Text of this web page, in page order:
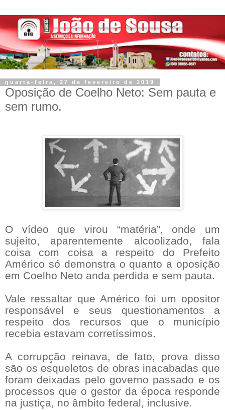
quarta-feira, 27 de fevereiro de 2019
Oposição de Coelho Neto: Sem pauta e
sem rumo.
O vídeo que virou “matéria”, onde um
sujeito, aparentemente alcoolizado, fala
coisa com coisa a respeito do Prefeito
Américo só demonstra o quanto a oposição
em Coelho Neto anda perdida e sem pauta.
Vale ressaltar que Américo foi um opositor
responsável e seus questionamentos a
respeito dos recursos que o município
recebia estavam corretíssimos.
A corrupção reinava, de fato, prova disso
são os esqueletos de obras inacabadas que
foram deixadas pelo governo passado e os
processos que o gestor da época responde
na justiça, no âmbito federal, inclusive.